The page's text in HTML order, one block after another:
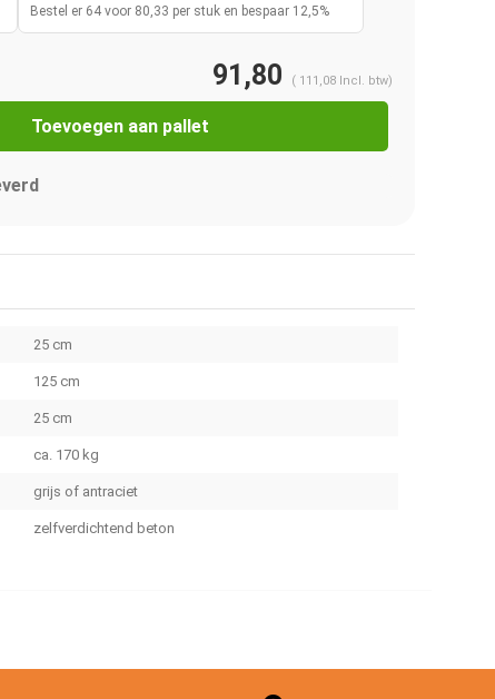
Bestel er 64 voor 80,33 per stuk en bespaar 12,5%
91,80 ( 111,08 Incl. btw)
Toevoegen aan pallet
25 cm
125 cm
25 cm
ca. 170 kg
grijs of antraciet
zelfverdichtend beton